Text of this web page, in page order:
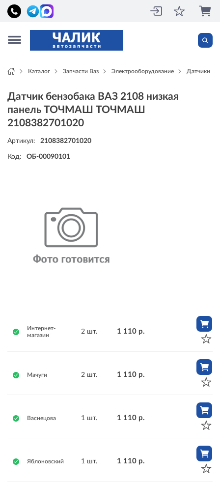
Каталог Запчасти Ваз Электрооборудование Датчики
Датчик бензобака ВАЗ 2108 низкая
панель ТОЧМАШ ТОЧМАШ
2108382701020
Артикул: 2108382701020
Код: ОБ-00090101
Интернет-
магазин
2 шт. 1 110 р.
Мачуги 2 шт. 1 110 р.
Васнецова 1 шт. 1 110 р.
Яблоновский 1 шт. 1 110 р.